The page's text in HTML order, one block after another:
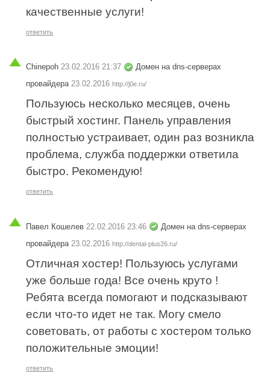
качественные услуги!
ответить
Chinepoh 23.02.2016 21:37
Домен на dns-серверах
провайдера23.02.2016 http://j0e.ru/
Пользуюсь несколько месяцев, очень
быстрый хостинг. Панель управления
полностью устраивает, один раз возникла
проблема, служба поддержки ответила
быстро. Рекомендую!
ответить
Павел Кошелев 22.02.2016 23:46
Домен на dns-серверах
провайдера23.02.2016 http://dental-plus26.ru/
Отличная хостер! Пользуюсь услугами
уже больше года! Все очень круто !
Ребята всегда помогают и подсказывают
если что-то идет не так. Могу смело
советовать, от работы с хостером только
положительные эмоции!
ответить